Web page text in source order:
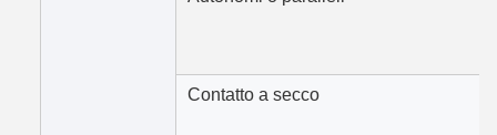
Contatto a secco